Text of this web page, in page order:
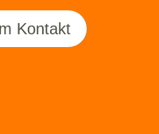
Kontakt